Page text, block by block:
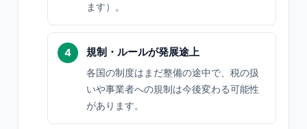
ます）。
規制・ルールが発展途上
各国の制度はまだ整備の途中で、税の扱
いや事業者への規制は今後変わる可能性
があります。